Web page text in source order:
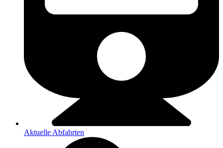
Aktuelle Abfahrten